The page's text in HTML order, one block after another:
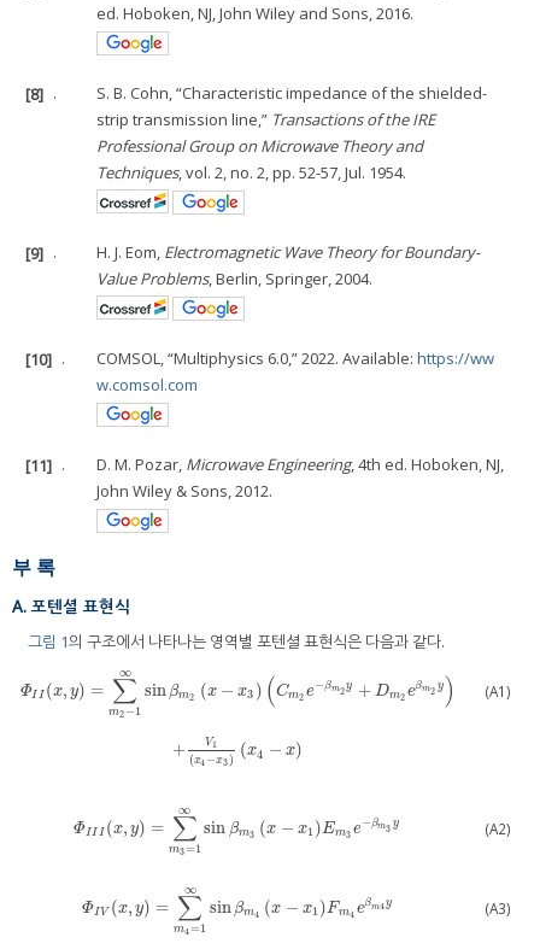
ed. Hoboken, NJ, John Wiley and Sons, 2016.
[8] .
S. B. Cohn, “Characteristic impedance of the shielded-
strip transmission line,” Transactions of the IRE
Professional Group on Microwave Theory and
Techniques, vol. 2, no. 2, pp. 52-57, Jul. 1954.
[9] . H. J. Eom, Electromagnetic Wave Theory for Boundary-
Value Problems, Berlin, Springer, 2004.
[10] . COMSOL, “Multiphysics 6.0,” 2022. Available:https://ww
w.comsol.com
[11] . D. M. Pozar, Microwave Engineering, 4th ed. Hoboken, NJ,
John Wiley & Sons, 2012.
부 록
A. 포텐셜 표현식
그림 1의 구조에서 나타나는 영역별 포텐셜 표현식은 다음과 같다.
ΦI I (x, y) = ∑
m2 −1
∞
sin βm2 (x − x3 ) (Cm2 e− βm2
y + Dm2 eβm2
y )
+ V1
(x4 −x3) (x4 − x)
1∞
(A1)
ΦII I (x, y) = ∑
m3=1
∞
sin βm3 (x − x1)Em3 e− βm3
y
ΦIII(x,y) =∑m3= 1 ∞sinβm 3x− x1 Em 3e−βm3y (A2)
ΦI V (x, y) = ∑
m4=1
∞
sin βm4 (x − x1)F m4 eβm4y
ΦIV(x,y) =∑m4= 1 ∞sinβm 4x− x1 Fm 4eβm4y (A3)